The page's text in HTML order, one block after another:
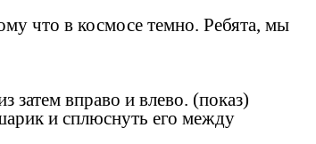
что в космосе темно. Ребята, мы
затем вправо и влево. (показ)
и сплюснуть его между